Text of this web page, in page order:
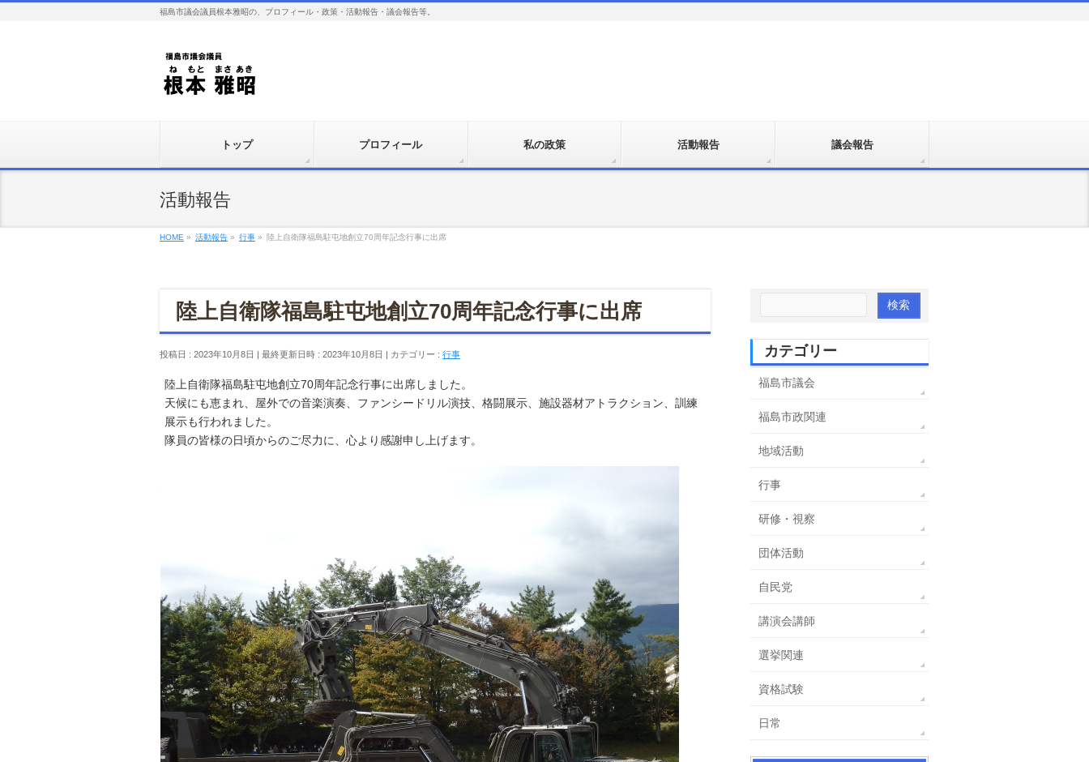
福島市議会議員根本雅昭の、プロフィール・政策・活動報告・議会報告等。
トップ プロフィール 私の政策 活動報告 議会報告
活動報告
HOME » 活動報告 » 行事 » 陸上自衛隊福島駐屯地創立70周年記念行事に出席
陸上自衛隊福島駐屯地創立70周年記念行事に出席
投稿日 : 2023年10月8日 最終更新日時 : 2023年10月8日 カテゴリー : 行事
陸上自衛隊福島駐屯地創立70周年記念行事に出席しました。
天候にも恵まれ、屋外での音楽演奏、ファンシードリル演技、格闘展示、施設器材アトラクション、訓練
展示も行われました。
隊員の皆様の日頃からのご尽力に、心より感謝申し上げます。
カテゴリー
福島市議会
福島市政関連
地域活動
行事
研修・視察
団体活動
自民党
講演会講師
選挙関連
資格試験
日常